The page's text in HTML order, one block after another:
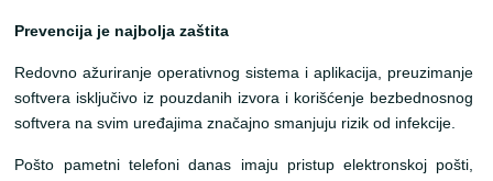
Prevencija je najbolja zaštita
Redovno ažuriranje operativnog sistema i aplikacija, preuzimanje
softvera isključivo iz pouzdanih izvora i korišćenje bezbednosnog
softvera na svim uređajima značajno smanjuju rizik od infekcije.
Pošto pametni telefoni danas imaju pristup elektronskoj pošti,